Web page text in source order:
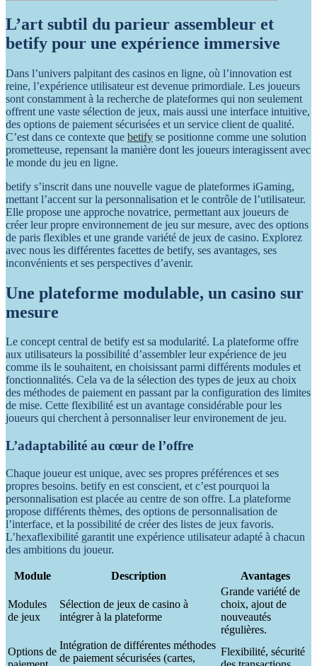
L’art subtil du parieur assembleur et
betify pour une expérience immersive
Dans l’univers palpitant des casinos en ligne, où l’innovation est
reine, l’expérience utilisateur est devenue primordiale. Les joueurs
sont constamment à la recherche de plateformes qui non seulement
offrent une vaste sélection de jeux, mais aussi une interface intuitive,
des options de paiement sécurisées et un service client de qualité.
C’est dans ce contexte que betify se positionne comme une solution
prometteuse, repensant la manière dont les joueurs interagissent avec
le monde du jeu en ligne.
betify s’inscrit dans une nouvelle vague de plateformes iGaming,
mettant l’accent sur la personnalisation et le contrôle de l’utilisateur.
Elle propose une approche novatrice, permettant aux joueurs de
créer leur propre environnement de jeu sur mesure, avec des options
de paris flexibles et une grande variété de jeux de casino. Explorez
avec nous les différentes facettes de betify, ses avantages, ses
inconvénients et ses perspectives d’avenir.
Une plateforme modulable, un casino sur
mesure
Le concept central de betify est sa modularité. La plateforme offre
aux utilisateurs la possibilité d’assembler leur expérience de jeu
comme ils le souhaitent, en choisissant parmi différents modules et
fonctionnalités. Cela va de la sélection des types de jeux au choix
des méthodes de paiement en passant par la configuration des limites
de mise. Cette flexibilité est un avantage considérable pour les
joueurs qui cherchent à personnaliser leur environement de jeu.
L’adaptabilité au cœur de l’offre
Chaque joueur est unique, avec ses propres préférences et ses
propres besoins. betify en est conscient, et c’est pourquoi la
personnalisation est placée au centre de son offre. La plateforme
propose différents thèmes, des options de personnalisation de
l’interface, et la possibilité de créer des listes de jeux favoris.
L’hexaflexibilité garantit une expérience utilisateur adapté à chacun
des ambitions du joueur.
Module Description Avantages
Modules
de jeux
Sélection de jeux de casino à
intégrer à la plateforme
Grande variété de
choix, ajout de
nouveautés
régulières.
Options de
Intégration de différentes méthodes
de paiement sécurisées (cartes,
Flexibilité, sécurité